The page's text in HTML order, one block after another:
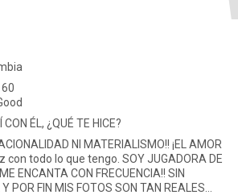
ÉL, ¿QUÉ TE HICE?
NI MATERIALISMO!! ¡EL AMOR
con todo lo que tengo. SOY JUGADORA DE
ENCANTA CON FRECUENCIA!! SIN
POR FIN MIS FOTOS SON TAN REALES